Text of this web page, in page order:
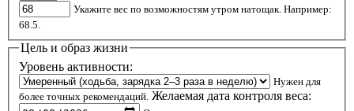
Укажите вес по возможностям утром натощак. Например:
68.5.
Цель и образ жизни
Уровень активности:
Нужен для
более точных рекомендаций. Желаемая дата контроля веса: